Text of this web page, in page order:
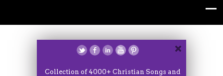
Collection of 4000+ Christian Songs and